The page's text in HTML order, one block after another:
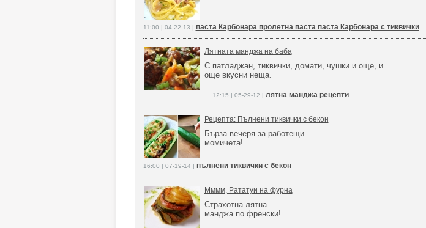
11:00 | 04-22-13 | паста Карбонара пролетна паста паста Карбонара с тиквички
Лятната манджа на баба
С патладжан, тиквички, домати, чушки и още, и
още вкусни неща.
12:15 | 05-29-12 | лятна манджа рецепти
Рецепта: Пълнени тиквички с бекон
Бърза вечеря за работещи
момичета!
16:00 | 07-19-14 | пълнени тиквички с бекон
Мммм, Рататуи на фурна
Страхотна лятна
манджа по френски!